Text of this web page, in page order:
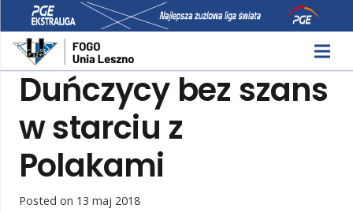
Duńczycy bez szans
w starciu z
Polakami
Posted on 13 maj 2018